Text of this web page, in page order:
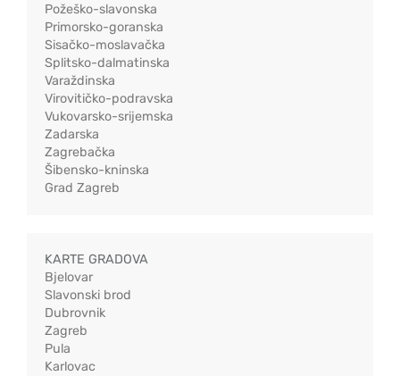
Požeško-slavonska
Primorsko-goranska
Sisačko-moslavačka
Splitsko-dalmatinska
Varaždinska
Virovitičko-podravska
Vukovarsko-srijemska
Zadarska
Zagrebačka
Šibensko-kninska
Grad Zagreb
KARTE GRADOVA
Bjelovar
Slavonski brod
Dubrovnik
Zagreb
Pula
Karlovac